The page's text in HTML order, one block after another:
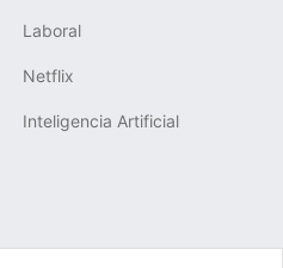
Laboral
Netflix
Inteligencia Artificial